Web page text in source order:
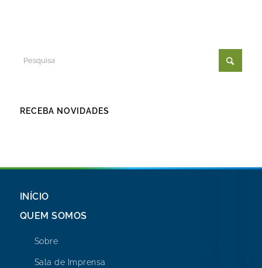
RECEBA NOVIDADES
INÍCIO
QUEM SOMOS
Sobre
Sala de Imprensa